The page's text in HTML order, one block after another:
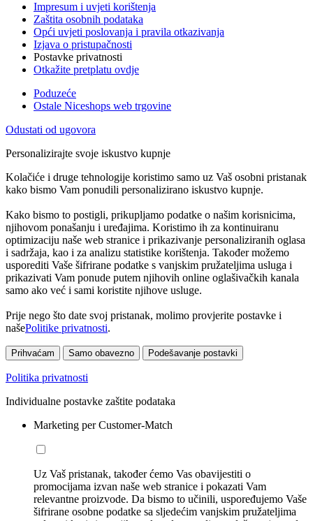
Impresum i uvjeti korištenja
Zaštita osobnih podataka
Opći uvjeti poslovanja i pravila otkazivanja
Izjava o pristupačnosti
Postavke privatnosti
Otkažite pretplatu ovdje
Poduzeće
Ostale Niceshops web trgovine
Odustati od ugovora
Personalizirajte svoje iskustvo kupnje
Kolačiće i druge tehnologije koristimo samo uz Vaš osobni pristanak
kako bismo Vam ponudili personalizirano iskustvo kupnje.
Kako bismo to postigli, prikupljamo podatke o našim korisnicima,
njihovom ponašanju i uređajima. Koristimo ih za kontinuiranu
optimizaciju naše web stranice i prikazivanje personaliziranih oglasa
i sadržaja, kao i za analizu statistike korištenja. Također možemo
usporediti Vaše šifrirane podatke s vanjskim pružateljima usluga i
prikazivati Vam ponude putem njihovih online oglašivačkih kanala
samo ako već i sami koristite njihove usluge.
Prije nego što date svoj pristanak, molimo provjerite postavke i
našePolitike privatnosti.
Prihvaćam Samo obavezno Podešavanje postavki
Politika privatnosti
Individualne postavke zaštite podataka
Marketing per Customer-Match
Uz Vaš pristanak, također ćemo Vas obavijestiti o
promocijama izvan naše web stranice i pokazati Vam
relevantne proizvode. Da bismo to učinili, uspoređujemo Vaše
šifrirane osobne podatke sa sljedećim vanjskim pružateljima